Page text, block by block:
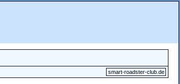
smart-roadster-club.de